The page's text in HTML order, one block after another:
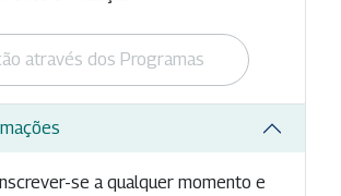
através dos Programas
se a qualquer momento e